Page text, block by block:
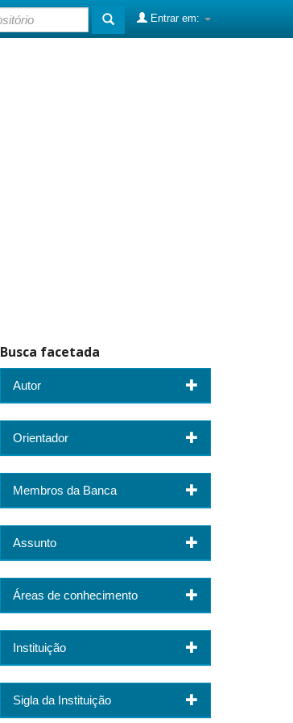
Entrar em:
Busca facetada
Autor
Orientador
Membros da Banca
Assunto
Áreas de conhecimento
Instituição
Sigla da Instituição